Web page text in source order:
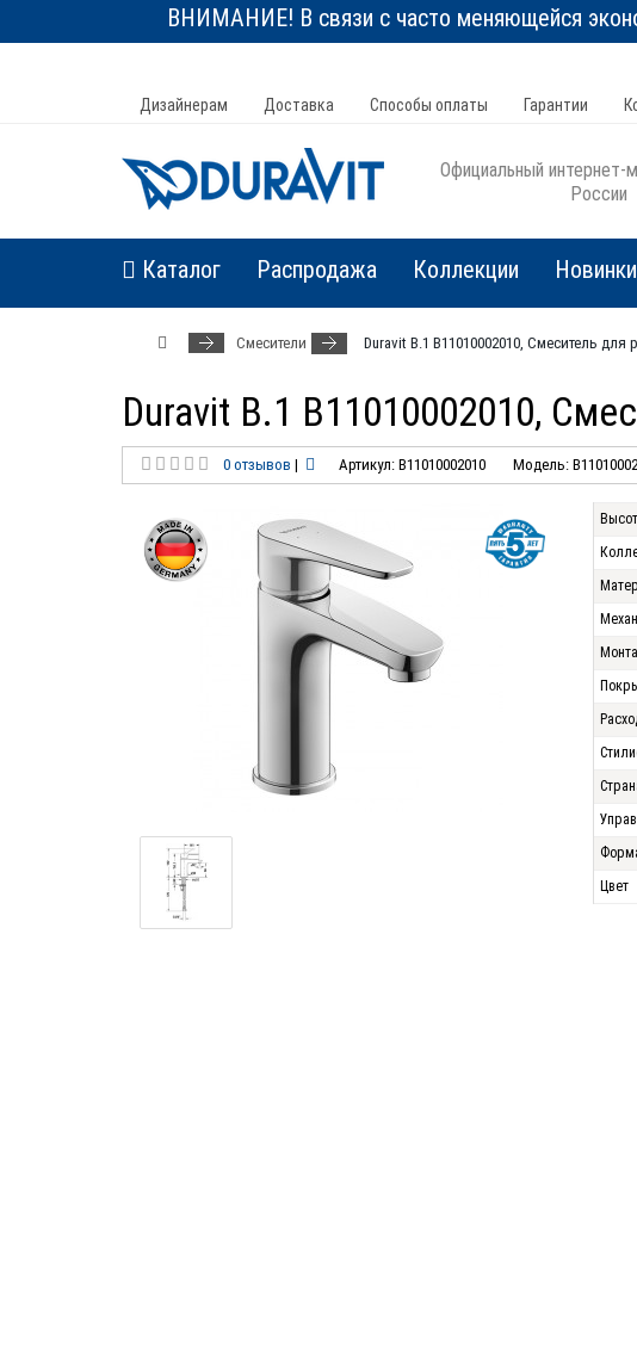
ВНИМАНИЕ! В связи с часто меняющейся
Дизайнерам Доставка Способы оплаты Гарантии
Официальный интернет-
России
Каталог Распродажа Коллекции Новинки
Смесители Duravit B.1 B11010002010, Смеситель для
Duravit B.1 B11010002010,
0 отзывов | Артикул: B11010002010 Модель:
Цвет